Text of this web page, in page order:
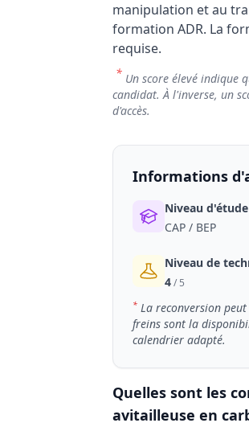
manipulation et au
formation ADR. La
requise.
* Un score élevé indique
candidat. À l'inverse, un
d'accès.
Informations
Niveau
CAP / BEP
Niveau de
4/ 5
* La reconversion
freins sont la
calendrier adapté.
Quelles sont les
avitailleuse en